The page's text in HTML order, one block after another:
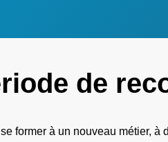
de
former à un nouveau métier,